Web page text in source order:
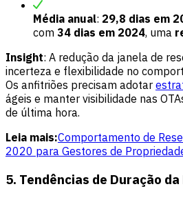
Média anual: 29,8 dias em
com 34 dias em 2024, uma
Insight: A redução da janela de
incerteza e flexibilidade no
Os anfitriões precisam adotar
ágeis e manter visibilidade nas
de última hora.
Leia mais:Comportamento de
2020 para Gestores de
5. Tendências de Duração